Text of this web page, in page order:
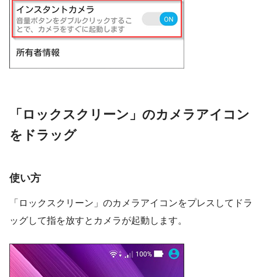
「ロックスクリーン」のカメラアイコン
をドラッグ
使い方
「ロックスクリーン」のカメラアイコンをプレスしてドラ
ッグして指を放すとカメラが起動します。